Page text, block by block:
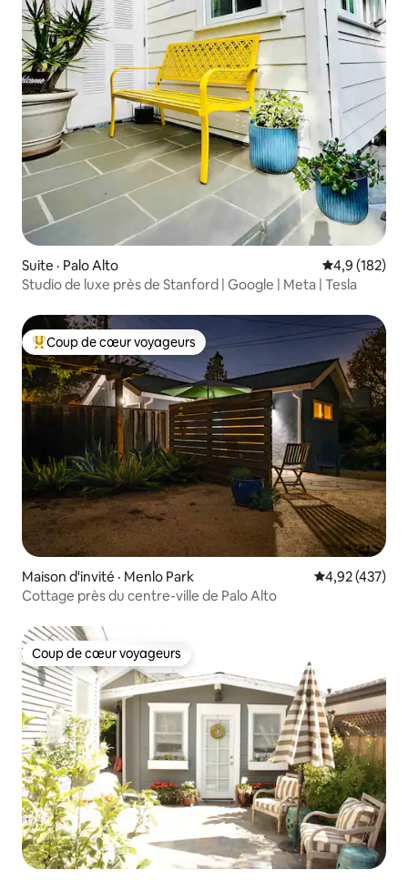
Suite · Palo Alto Note
4,9 (182)
Studio de luxe près de Stanford | Google | Meta | Tesla
Coup de cœur voyageurs parmi les plus aimés
Coup de cœur voyageurs
Maison d'invité · Menlo Park Note
4,92 (437)
Cottage près du centre-ville de Palo Alto
Coup de cœur voyageurs
Coup de cœur voyageurs